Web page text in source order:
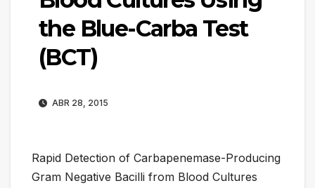
the Blue-Carba Test
(BCT)
ABR 28, 2015
Rapid Detection of Carbapenemase-Producing
Gram Negative Bacilli from Blood Cultures